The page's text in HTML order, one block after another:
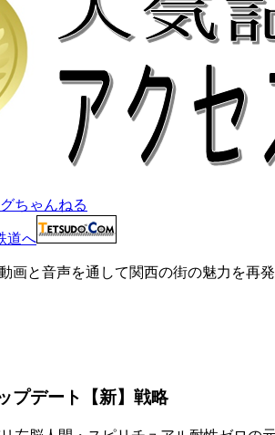
画と音声を通して関西の街の魅力を再
プデート【新】戦略